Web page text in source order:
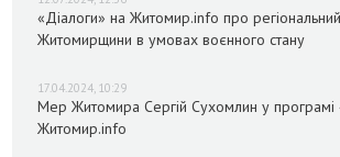
«Діалоги» на Житомир.info про
Житомирщини в умовах воєнного стану
17.04.2024, 10:29
Мер Житомира Сергій Сухомлин у програмі
Житомир.info